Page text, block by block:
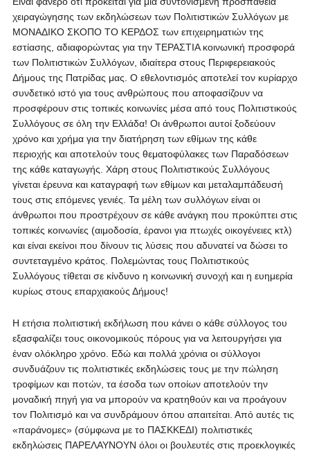
χειραγώγησης των εκδηλώσεων των Πολιτιστικών Συλλόγων με
ΜΟΝΑΔΙΚΟ ΣΚΟΠΟ ΤΟ ΚΕΡΔΟΣ των επιχειρηματιών της
εστίασης, αδιαφορώντας για την ΤΕΡΑΣΤΙΑ κοινωνική προσφορά
των Πολιτιστικών Συλλόγων, ιδιαίτερα στους Περιφερειακούς
Δήμους της Πατρίδας μας. Ο εθελοντισμός αποτελεί τον κυρίαρχο
συνδετικό ιστό για τους ανθρώπους που αποφασίζουν να
προσφέρουν στις τοπικές κοινωνίες μέσα από τους Πολιτιστικούς
Συλλόγους σε όλη την Ελλάδα! Οι άνθρωποι αυτοί ξοδεύουν
χρόνο και χρήμα για την διατήρηση των εθίμων της κάθε
περιοχής και αποτελούν τους θεματοφύλακες των Παραδόσεων
της κάθε καταγωγής. Χάρη στους Πολιτιστικούς Συλλόγους
γίνεται έρευνα και καταγραφή των εθίμων και μεταλαμπάδευσή
τους στις επόμενες γενιές. Τα μέλη των συλλόγων είναι οι
άνθρωποι που προστρέχουν σε κάθε ανάγκη που προκύπτει στις
τοπικές κοινωνίες (αιμοδοσία, έρανοι για πτωχές οικογένειες κτλ)
και είναι εκείνοι που δίνουν τις λύσεις που αδυνατεί να δώσει το
συντεταγμένο κράτος. Πολεμώντας τους Πολιτιστικούς
Συλλόγους τίθεται σε κίνδυνο η κοινωνική συνοχή και η ευημερία
κυρίως στους επαρχιακούς Δήμους!
Η ετήσια πολιτιστική εκδήλωση που κάνει ο κάθε σύλλογος του
εξασφαλίζει τους οικονομικούς πόρους για να λειτουργήσει για
έναν ολόκληρο χρόνο. Εδώ και πολλά χρόνια οι σύλλογοι
συνδυάζουν τις πολιτιστικές εκδηλώσεις τους με την πώληση
τροφίμων και ποτών, τα έσοδα των οποίων αποτελούν την
μοναδική πηγή για να μπορούν να κρατηθούν και να προάγουν
τον Πολιτισμό και να συνδράμουν όπου απαιτείται. Από αυτές τις
«παράνομες» (σύμφωνα με το ΠΑΣΚΚΕΔΙ) πολιτιστικές
εκδηλώσεις ΠΑΡΕΛΑΥΝΟΥΝ όλοι οι βουλευτές στις προεκλογικές